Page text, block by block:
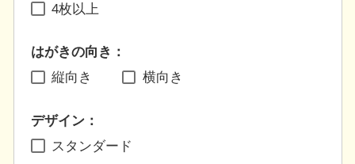
4枚以上
はがきの向き：
縦向き
横向き
デザイン：
スタンダード